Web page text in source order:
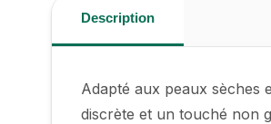
Description
Adapté aux peaux sèches
discrète et un touché non